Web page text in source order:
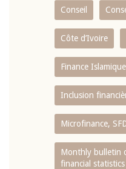
Conseil
Côte d’Ivoire
Finance Islamique
Inclusion
Microfinance,
Monthly bulletin
financial